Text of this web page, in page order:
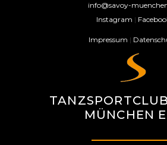
info@savoy-
Instagram |
Impressum |
MÜNCHEN